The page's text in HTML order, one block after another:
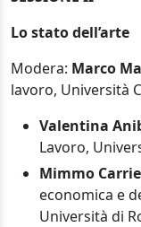
Lo stato dell’arte
Modera: Marco
lavoro, Università
Valentina
Lavoro,
Mimmo
economica e
Università di